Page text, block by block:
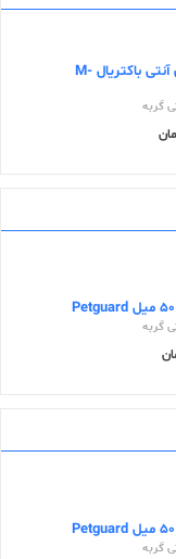
دستمال مرطوب 40 عددی آنتی باکتریال M-
گربه
گربه
گربه